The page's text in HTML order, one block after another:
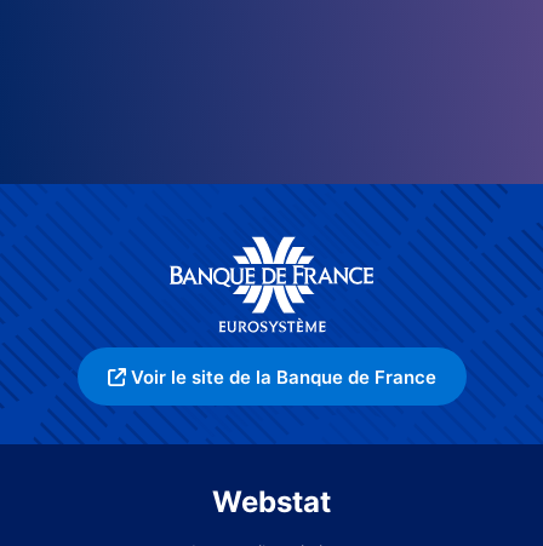
Voir le site de la Banque de France
Webstat